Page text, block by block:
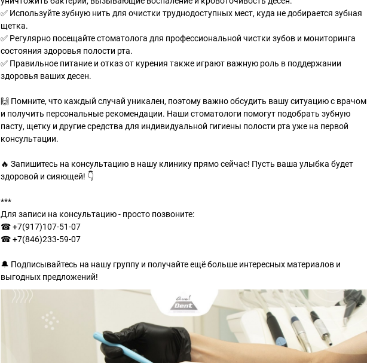
✅ Используйте зубную нить для очистки труднодоступных мест, куда не добирается зубная
щетка.
✅ Регулярно посещайте стоматолога для профессиональной чистки зубов и мониторинга
состояния здоровья полости рта.
✅ Правильное питание и отказ от курения также играют важную роль в поддержании
здоровья ваших десен.
🙌 Помните, что каждый случай уникален, поэтому важно обсудить вашу ситуацию с врачом
и получить персональные рекомендации. Наши стоматологи помогут подобрать зубную
пасту, щетку и другие средства для индивидуальной гигиены полости рта уже на первой
консультации.
🔥 Запишитесь на консультацию в нашу клинику прямо сейчас! Пусть ваша улыбка будет
здоровой и сияющей! 👇
***
Для записи на консультацию - просто позвоните:
☎ +7(917)107-51-07
☎ +7(846)233-59-07
🔔 Подписывайтесь на нашу группу и получайте ещё больше интересных материалов и
выгодных предложений!